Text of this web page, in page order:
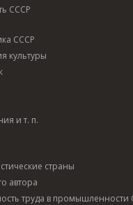
СССР
СССР
культуры
и т. п.
страны
автора
труда в промышленности